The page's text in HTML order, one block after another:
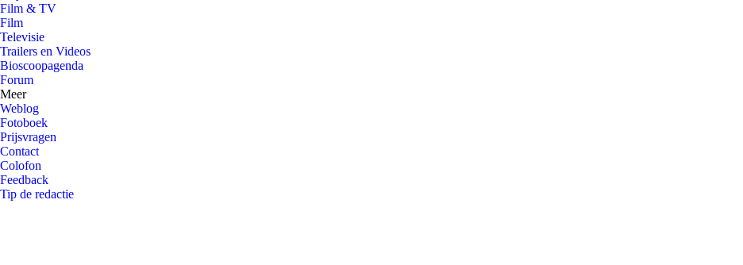
Film & TV
Film
Televisie
Trailers en Videos
Bioscoopagenda
Forum
Meer
Weblog
Fotoboek
Prijsvragen
Contact
Colofon
Feedback
Tip de redactie